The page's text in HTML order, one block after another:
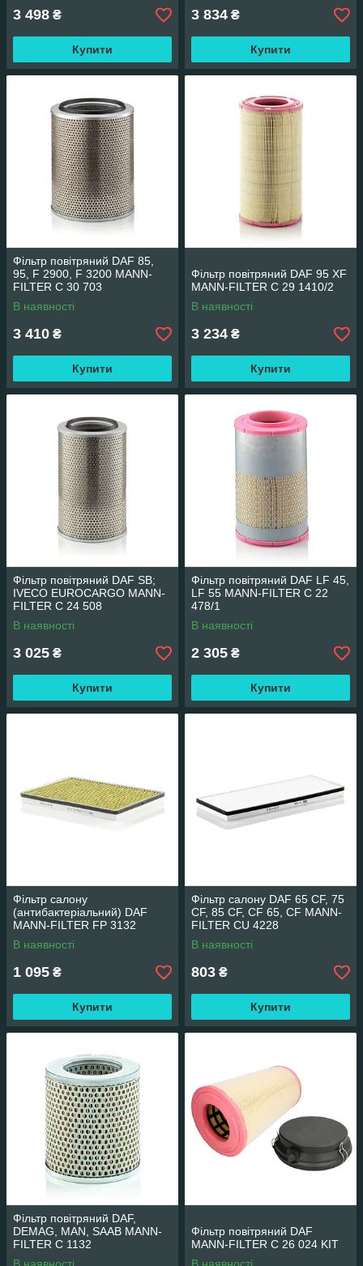
3 498 ₴
Купити
3 834 ₴
Купити
Фільтр повітряний DAF 85,
95, F 2900, F 3200 MANN-
FILTER C 30 703
В наявності
3 410 ₴
Купити
Фільтр повітряний DAF 95 XF
MANN-FILTER C 29 1410/2
В наявності
3 234 ₴
Купити
Фільтр повітряний DAF SB;
IVECO EUROCARGO MANN-
FILTER C 24 508
В наявності
3 025 ₴
Купити
Фільтр повітряний DAF LF 45,
LF 55 MANN-FILTER C 22
478/1
В наявності
2 305 ₴
Купити
Фільтр салону
(антибактеріальний) DAF
MANN-FILTER FP 3132
В наявності
1 095 ₴
Купити
Фільтр салону DAF 65 CF, 75
CF, 85 CF, CF 65, CF MANN-
FILTER CU 4228
В наявності
803 ₴
Купити
Фільтр повітряний DAF,
DEMAG, MAN, SAAB MANN-
FILTER C 1132
Фільтр повітряний DAF
MANN-FILTER C 26 024 KIT